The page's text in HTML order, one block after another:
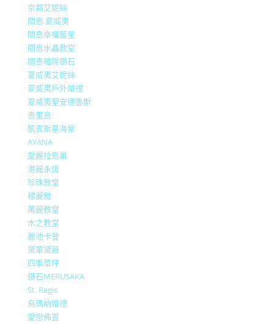
京都艾妮絲
關島.夏威夷
關島幸福藍星
關島水晶教堂
關島璀璨鑽石
夏威夷艾妮絲
夏威夷戶外婚禮
夏威夷聖安德魯斯
峇里島
凱賓斯基海景
AYANA
愛麗拉鳥巢
港麗永恆
珍珠教堂
穆麗雅
萬麗教堂
水之教堂
麗池卡登
黛華黛薇
四季草坪
鑽石MERUSAKA
St. Regis
烏瑪納婚禮
愛戀佈置